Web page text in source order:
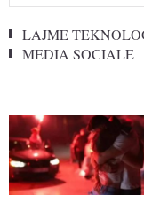
LAJME
MEDIA SOCIALE